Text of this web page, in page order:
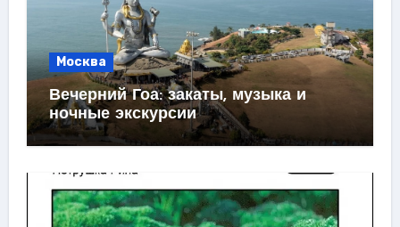
Москва
Вечерний Гоа: закаты, музыка и
ночные экскурсии